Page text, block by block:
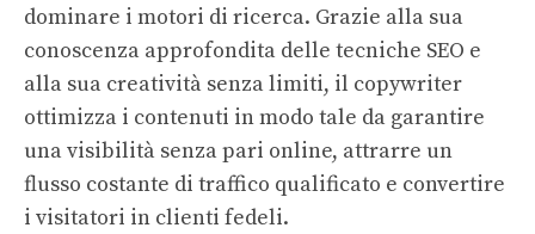
dominare i motori di ricerca. Grazie alla sua
conoscenza approfondita delle tecniche SEO e
alla sua creatività senza limiti, il copywriter
ottimizza i contenuti in modo tale da garantire
una visibilità senza pari online, attrarre un
flusso costante di traffico qualificato e convertire
i visitatori in clienti fedeli.